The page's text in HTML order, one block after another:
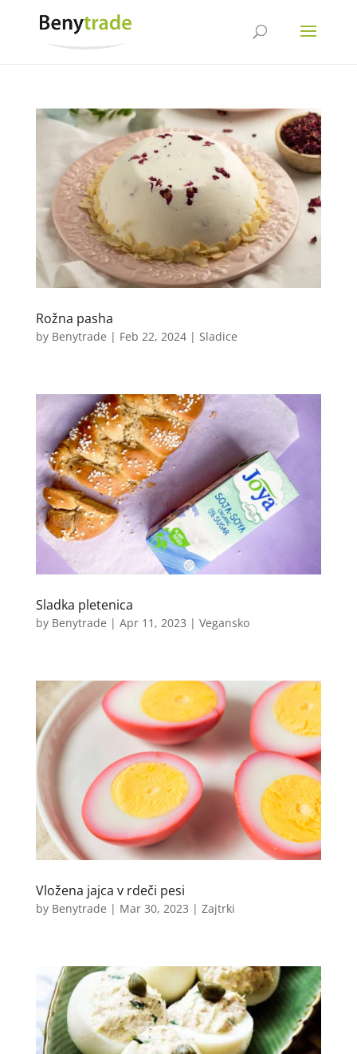
Rožna pasha
by Benytrade | Feb 22, 2024| Sladice
Sladka pletenica
by Benytrade | Apr 11, 2023 | Vegansko
Vložena jajca v rdeči pesi
by Benytrade | Mar 30, 2023 | Zajtrki